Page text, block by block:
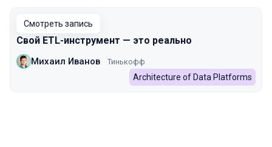
Смотреть запись
Свой ETL-инструмент — это реально
Михаил Иванов Тинькофф
Architecture of Data Platforms